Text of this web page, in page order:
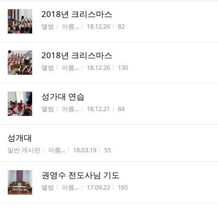
2018년 크리스마스
게시판명
앨범 작성자
아름... 작성시간
18.12.26 조회수
82
2018년 크리스마스
게시판명
앨범 작성자
아름... 작성시간
18.12.26 조회수
130
성가대 연습
게시판명
앨범 작성자
아름... 작성시간
18.12.21 조회수
84
성개대
게시판명
일반 게시판 작성자
아름... 작성시간
18.03.19 조회수
55
권영수 전도사님 기도
게시판명
앨범 작성자
아름... 작성시간
17.09.22 조회수
165